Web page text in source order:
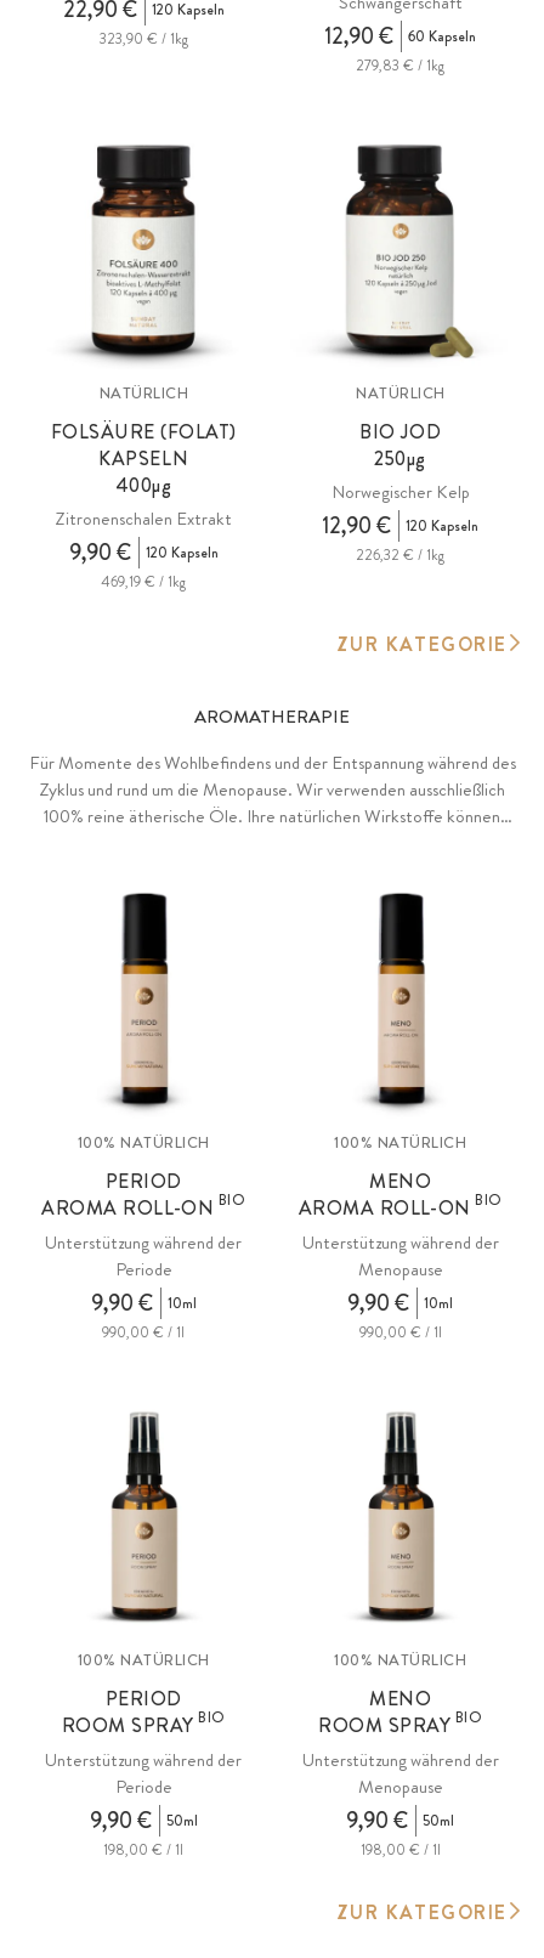
22,90 €
120 Kapseln
323,90 € / 1kg
12,90 €
60 Kapseln
279,83 € / 1kg
NATÜRLICH
FOLSÄURE (FOLAT)
KAPSELN
400µg
Zitronenschalen Extrakt
9,90 €
120 Kapseln
469,19 € / 1kg
NATÜRLICH
BIO JOD
250µg
Norwegischer Kelp
12,90 €
120 Kapseln
226,32 € / 1kg
ZUR KATEGORIE
AROMATHERAPIE
Für Momente des Wohlbefindens und der Entspannung während des
Zyklus und rund um die Menopause. Wir verwenden ausschließlich
100% reine ätherische Öle. Ihre natürlichen Wirkstoffe können
100% NATÜRLICH
PERIOD
AROMA ROLL-ONBIO
Unterstützung während der
Periode
9,90 €
10ml
990,00 € / 1l
100% NATÜRLICH
MENO
AROMA ROLL-ONBIO
Unterstützung während der
Menopause
9,90 €
10ml
990,00 € / 1l
100% NATÜRLICH
PERIOD
ROOM SPRAYBIO
Unterstützung während der
Periode
9,90 €
50ml
198,00 € / 1l
100% NATÜRLICH
MENO
ROOM SPRAYBIO
Unterstützung während der
Menopause
9,90 €
50ml
198,00 € / 1l
ZUR KATEGORIE